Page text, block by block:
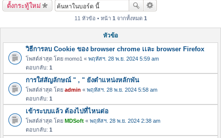
ตั้งกระทู้ใหม่
11 หัวข้อ • หน้า 1 จากทั้งหมด 1
หัวข้อ
วิธีการลบ Cookie ของ browser chrome เเละ browser Firefox
โพสต์ล่าสุด โดย momo1 « พฤหัสฯ. 28 พ.ย. 2024 5:59 am
ตอบกลับ: 1
การใส่สัญลักษณ์ " , " ยังตำแหน่งหลักพัน
โพสต์ล่าสุด โดย admin « พฤหัสฯ. 28 พ.ย. 2024 5:58 am
ตอบกลับ: 1
เข้าระบบแล้ว ต้องไปที่ไหนต่อ
โพสต์ล่าสุด โดย MDSoft « พฤหัสฯ. 28 พ.ย. 2024 2:38 am
ตอบกลับ: 1